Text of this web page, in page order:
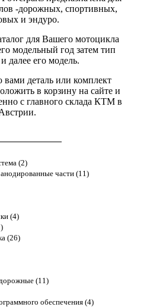
-дорожных, спортивных,
и эндуро.
для Вашего мотоцикла
модельный год затем тип
далее его модель.
деталь или комплект
в корзину на сайте и
с главного склада КТМ в
(2)
части (11)
(4)
(26)
(11)
обеспечения (4)